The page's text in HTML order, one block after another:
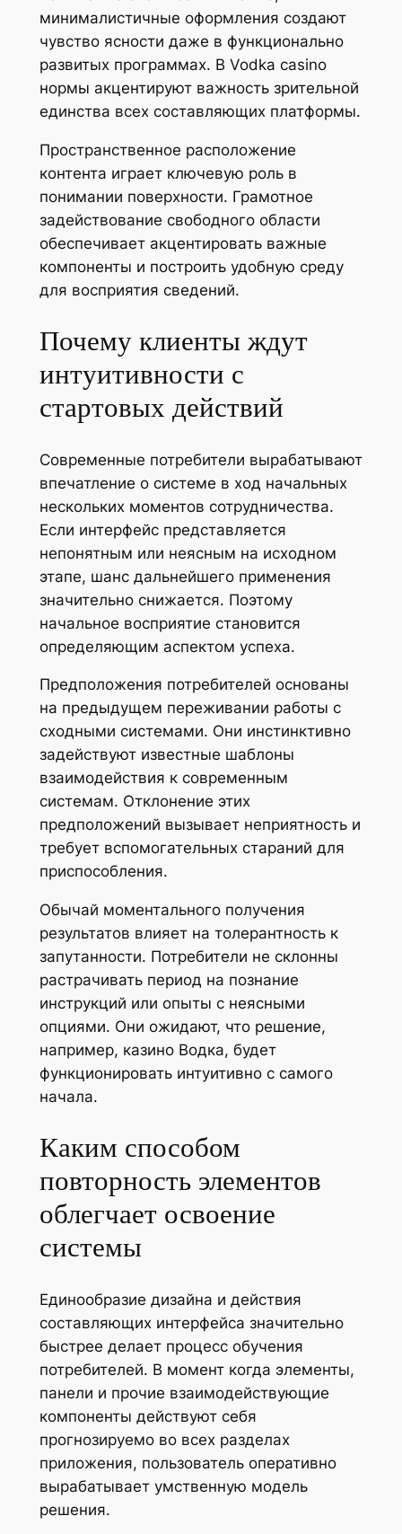
минималистичные оформления создают
чувство ясности даже в функционально
развитых программах. В Vodka casino
нормы акцентируют важность зрительной
единства всех составляющих платформы.
Пространственное расположение
контента играет ключевую роль в
понимании поверхности. Грамотное
задействование свободного области
обеспечивает акцентировать важные
компоненты и построить удобную среду
для восприятия сведений.
Почему клиенты ждут
интуитивности с
стартовых действий
Современные потребители вырабатывают
впечатление о системе в ход начальных
нескольких моментов сотрудничества.
Если интерфейс представляется
непонятным или неясным на исходном
этапе, шанс дальнейшего применения
значительно снижается. Поэтому
начальное восприятие становится
определяющим аспектом успеха.
Предположения потребителей основаны
на предыдущем переживании работы с
сходными системами. Они инстинктивно
задействуют известные шаблоны
взаимодействия к современным
системам. Отклонение этих
предположений вызывает неприятность и
требует вспомогательных стараний для
приспособления.
Обычай моментального получения
результатов влияет на толерантность к
запутанности. Потребители не склонны
растрачивать период на познание
инструкций или опыты с неясными
опциями. Они ожидают, что решение,
например, казино Водка, будет
функционировать интуитивно с самого
начала.
Каким способом
повторность элементов
облегчает освоение
системы
Единообразие дизайна и действия
составляющих интерфейса значительно
быстрее делает процесс обучения
потребителей. В момент когда элементы,
панели и прочие взаимодействующие
компоненты действуют себя
прогнозируемо во всех разделах
приложения, пользователь оперативно
вырабатывает умственную модель
решения.